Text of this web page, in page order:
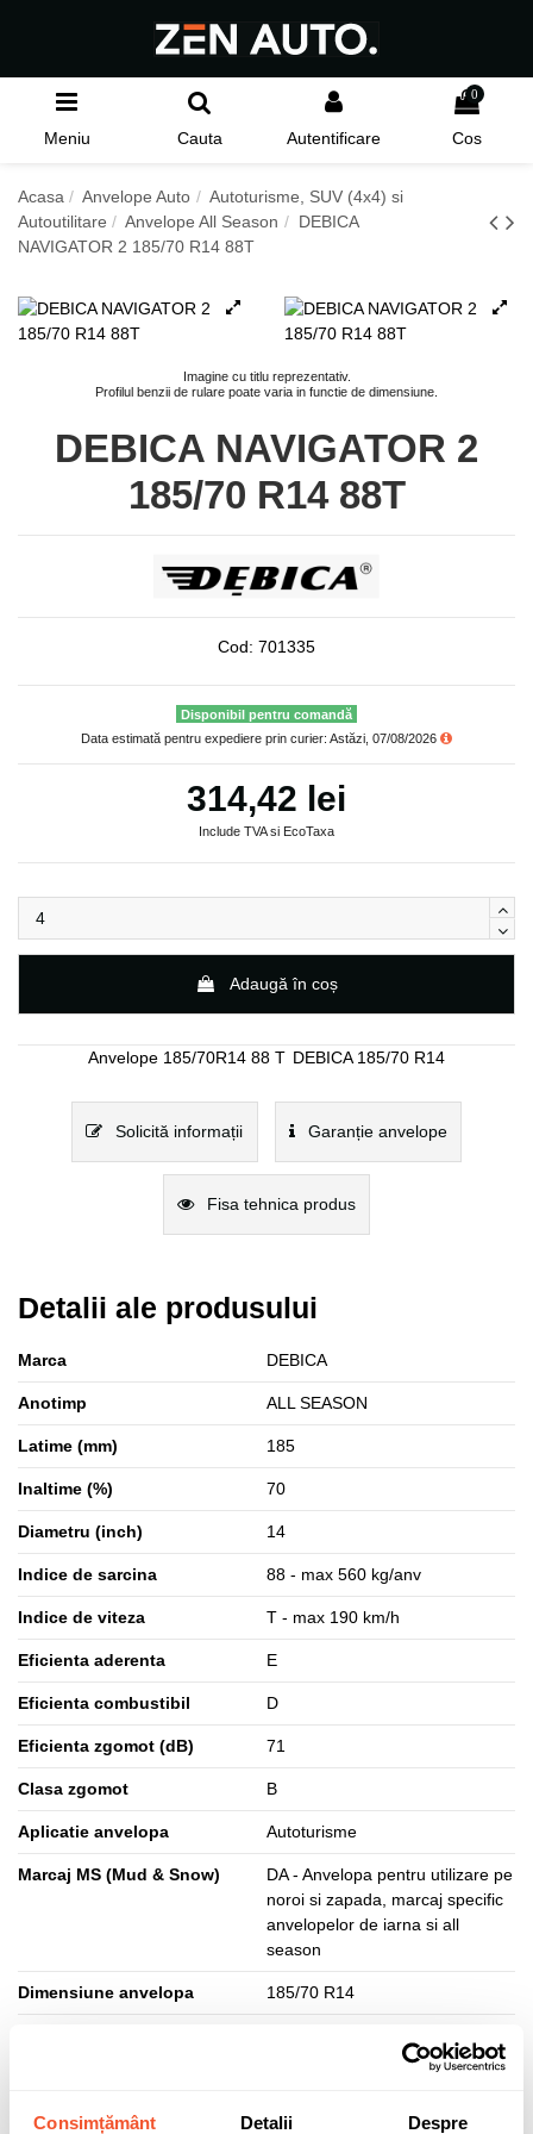
Consimțământ Detalii Despre
Meniu Cauta Autentificare
0
Cos
Acasa Anvelope Auto
Autoturisme, SUV (4x4) si
Autoutilitare
Anvelope All Season
DEBICA
NAVIGATOR 2 185/70 R14 88T
Imagine cu titlu reprezentativ.
Profilul benzii de rulare poate varia in functie de dimensiune.
DEBICA NAVIGATOR 2
185/70 R14 88T
Cod: 701335
Disponibil pentru comandă
Data estimată pentru expediere prin curier: Astăzi, 07/08/2026
314,42 lei
Include TVA si EcoTaxa
Adaugă în coș
Anvelope 185/70R14 88 T DEBICA 185/70 R14
Solicită informații Garanție anvelope
Fisa tehnica produs
Detalii ale produsului
Marca DEBICA
Anotimp ALL SEASON
Latime (mm) 185
Inaltime (%) 70
Diametru (inch) 14
Indice de sarcina 88 - max 560 kg/anv
Indice de viteza T - max 190 km/h
Eficienta aderenta E
Eficienta combustibil D
Eficienta zgomot (dB) 71
Clasa zgomot B
Aplicatie anvelopa Autoturisme
Marcaj MS (Mud & Snow)
DA - Anvelopa pentru utilizare pe
noroi si zapada, marcaj specific
anvelopelor de iarna si all
season
Dimensiune anvelopa 185/70 R14
DA - Simbol "Munte cu fulg de
iarna